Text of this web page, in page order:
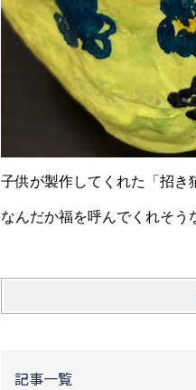
子供が製作してくれた「招き
なんだか福を呼んでくれそう
記事一覧